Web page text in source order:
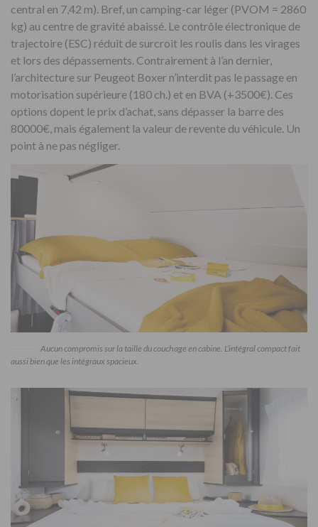
central en 7,42 m). Bref, un camping-car léger (PVOM = 2860
kg) au centre de gravité abaissé. Le contrôle électronique de
trajectoire (ESC) réduit de surcroit les roulis dans les virages
et lors des dépassements. Contrairement à l’an dernier,
l’architecture sur Peugeot Boxer n’interdit pas le passage en
motorisation supérieure (180 ch.) et en BVA (+3500€). Ces
options dopent le prix d’achat, sans dépasser la barre des
80000€, mais également la valeur de revente du véhicule. Un
point à ne pas négliger.
Aucun compromis sur la taille du couchage en cabine. L’intégral compact fait
aussi bien que les intégraux spacieux.